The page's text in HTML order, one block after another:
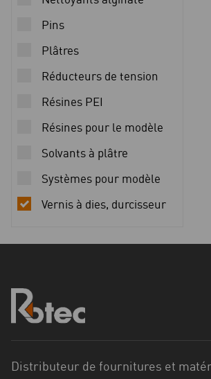
Pins
Plâtres
Réducteurs de tension
Résines PEI
Résines pour le modèle
Solvants à plâtre
Systèmes pour modèle
Vernis à dies, durcisseur
Distributeur de fournitures et